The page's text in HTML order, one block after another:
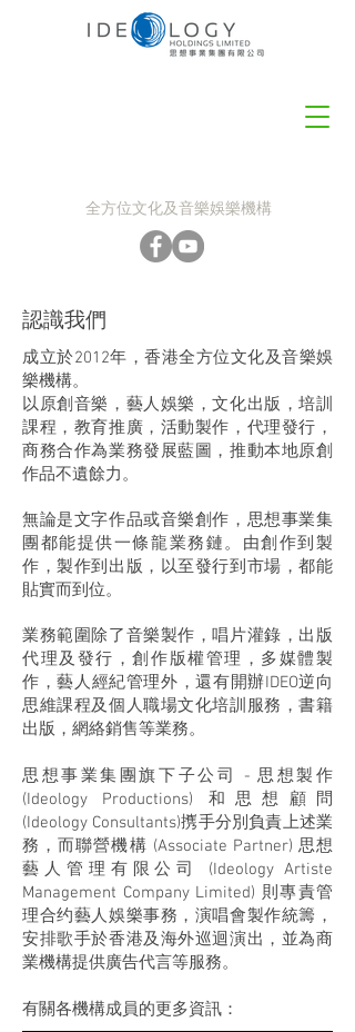
全方位文化及音樂娛樂機構
認識我們
成立於2012年，香港全方位文化及音樂娛
樂機構。
以原創音樂，藝人娛樂，文化出版，培訓
課程，教育推廣，活動製作，代理發行，
商務合作為業務發展藍圖，推動本地原創
作品不遺餘力。
無論是文字作品或音樂創作，思想事業集
團都能提供一條龍業務鏈。由創作到製
作，製作到出版，以至發行到市場，都能
貼實而到位。
業務範圍除了音樂製作，唱片灌錄，出版
代理及發行，創作版權管理，多媒體製
作，藝人經紀管理外，還有開辦IDEO逆向
思維課程及個人職場文化培訓服務，書籍
出版，網絡銷售等業務。
思想事業集團旗下子公司 - 思想製作
(Ideology Productions) 和思想顧問
(Ideology Consultants)㩗手分別負責上述業
務，而聯營機構 (Associate Partner) 思想
藝人管理有限公司 (Ideology Artiste
Management Company Limited) 則專責管
理合约藝人娛樂事務，演唱會製作統籌，
安排歌手於香港及海外巡迴演出，並為商
業機構提供廣告代言等服務。
有關各機構成員的更多資訊：